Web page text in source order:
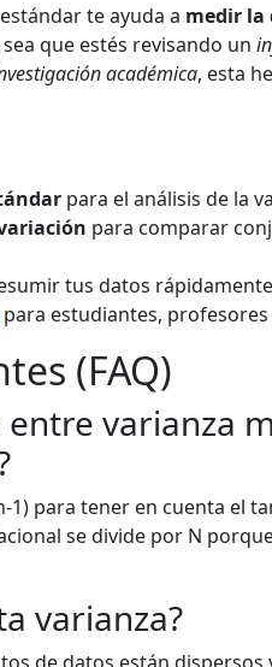
te ayuda a medir la
sea que estés revisando un
académica, esta
para el análisis de la
para comparar
tus datos
para estudiantes,
(FAQ)
entre varianza
1) para tener en cuenta el
se divide por N
varianza?
de datos están